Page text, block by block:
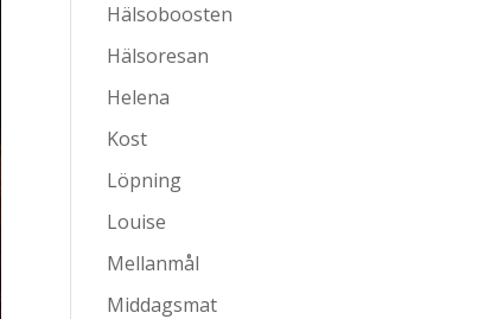
Hälsoboosten
Hälsoresan
Helena
Kost
Löpning
Louise
Mellanmål
Middagsmat